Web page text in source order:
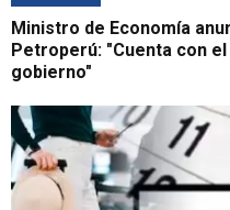
Ministro de Economía
Petroperú: "Cuenta con
gobierno"